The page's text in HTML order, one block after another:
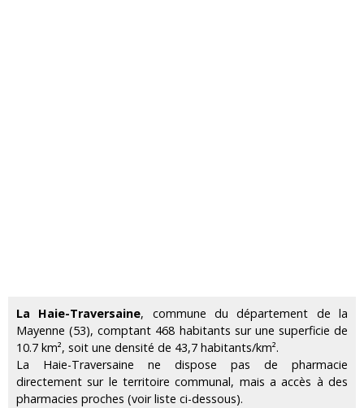
La Haie-Traversaine, commune du département de la
Mayenne (53), comptant 468 habitants sur une superficie de
10.7 km², soit une densité de 43,7 habitants/km².
La Haie-Traversaine ne dispose pas de pharmacie
directement sur le territoire communal, mais a accès à des
pharmacies proches (voir liste ci-dessous).